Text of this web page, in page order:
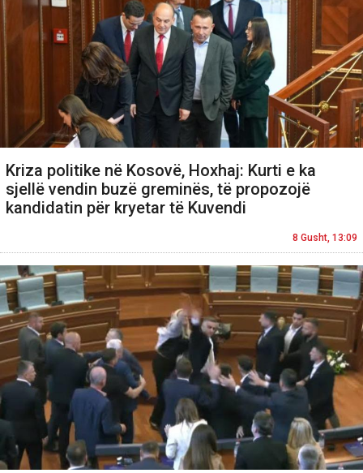
Kriza politike në Kosovë, Hoxhaj: Kurti e ka
sjellë vendin buzë greminës, të propozojë
kandidatin për kryetar të Kuvendi
8 Gusht, 13:09